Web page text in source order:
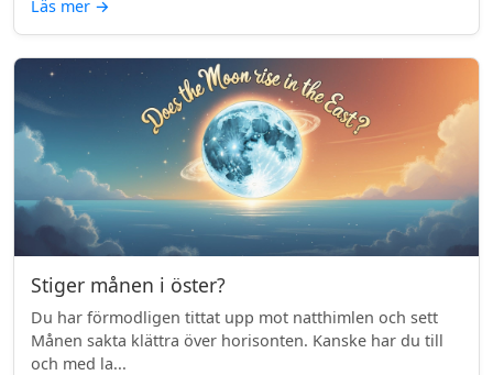
Läs mer →
Stiger månen i öster?
Du har förmodligen tittat upp mot natthimlen och sett
Månen sakta klättra över horisonten. Kanske har du till
och med la...